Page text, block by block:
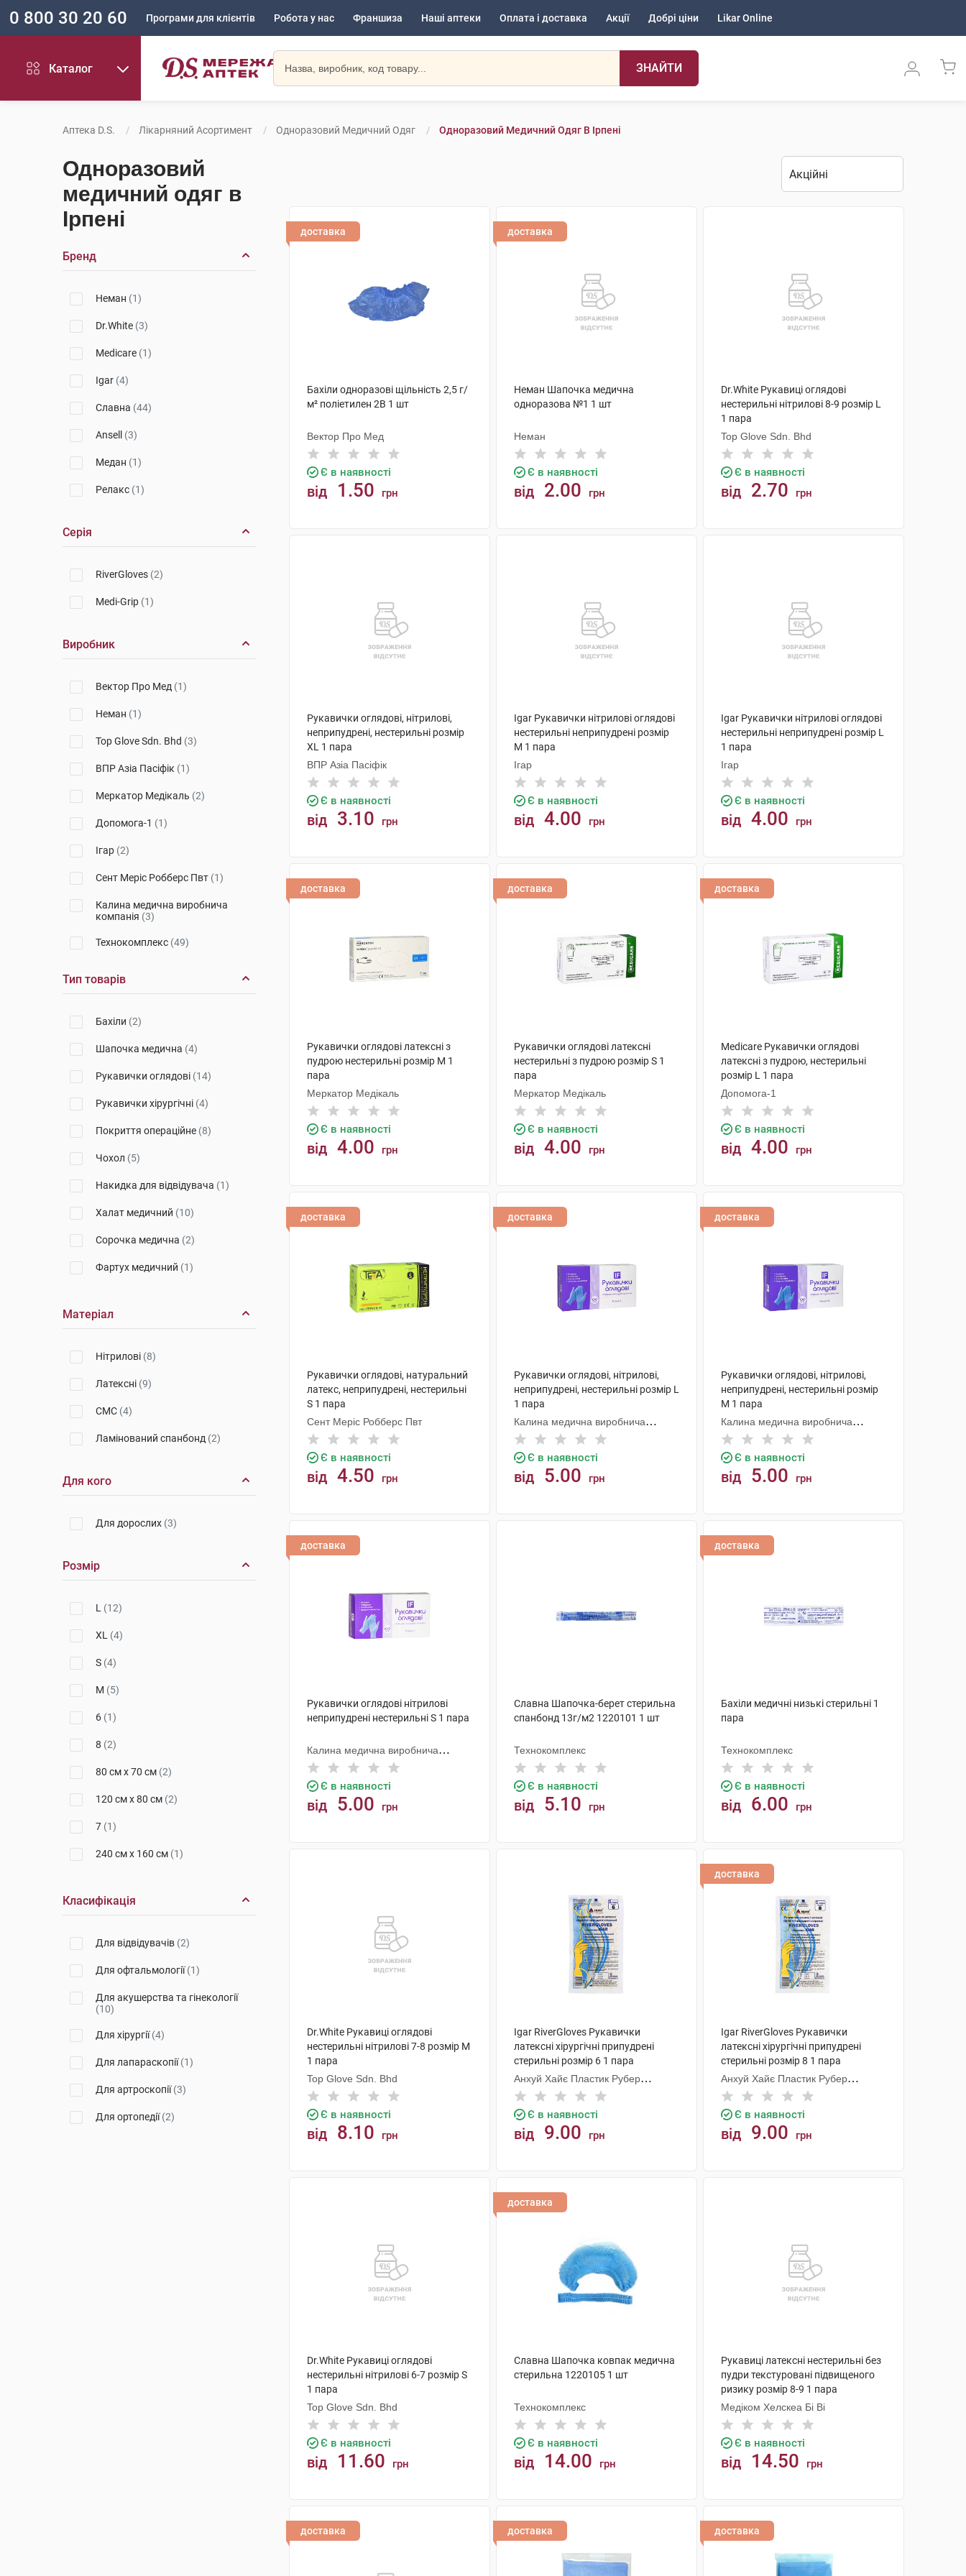
0 800 30 20 60 Програми для клієнтів Робота у нас Франшиза Наші аптеки Оплата і доставка Акції Добрі ціни Likar Online
Каталог ЗНАЙТИ
Аптека D.S. Лікарняний Асортимент Одноразовий Медичний Одяг Одноразовий Медичний Одяг В Ірпені
Одноразовий
медичний одяг в
Ірпені
Бренд
Неман (1)
Dr.White (3)
Medicare (1)
Igar (4)
Славна (44)
Ansell (3)
Медан (1)
Релакс (1)
Серія
RiverGloves (2)
Medi-Grip (1)
Виробник
Вектор Про Мед (1)
Неман (1)
Top Glove Sdn. Bhd (3)
ВПР Азіа Пасіфік (1)
Меркатор Медікаль (2)
Допомога-1 (1)
Ігар (2)
Сент Меріс Робберс Пвт (1)
Калина медична виробнича
компанія (3)
Технокомплекс (49)
Продуктс
Тип товарів
Бахіли (2)
Шапочка медична (4)
Рукавички оглядові (14)
Рукавички хірургічні (4)
Покриття операційне (8)
Чохол (5)
Накидка для відвідувача (1)
Халат медичний (10)
Сорочка медична (2)
Фартух медичний (1)
Маска медична
(14)
Матеріал
Нітрилові (8)
Латексні (9)
СМС (4)
Ламінований спанбонд (2)
Для кого
Для дорослих (3)
Розмір
L (12)
XL (4)
S (4)
M (5)
6 (1)
8 (2)
80 см х 70 см (2)
120 см х 80 см (2)
7 (1)
240 см х 160 см (1)
XXL(1)
Класифікація
Для відвідувачів (2)
Для офтальмології(1)
Для акушерства та гінекології
(10)
Для хірургії(4)
Для лапараскопії(1)
Для артроскопії(3)
Для ортопедії(2)
доставка
Бахіли одноразові щільність 2,5 г/
м² поліетилен 2В 1 шт
Вектор Про Мед
Є в наявності
від 1.50 грн
доставка
Неман Шапочка медична
одноразова №1 1 шт
Неман
Є в наявності
від 2.00 грн
Dr.White Рукавиці оглядові
нестерильні нітрилові 8-9 розмір L
1 пара
Top Glove Sdn. Bhd
Є в наявності
від 2.70 грн
Рукавички оглядові, нітрилові,
неприпудрені, нестерильні розмір
XL 1 пара
ВПР Азіа Пасіфік
Є в наявності
від 3.10 грн
Igar Рукавички нітрилові оглядові
нестерильні неприпудрені розмір
M 1 пара
Ігар
Є в наявності
від 4.00 грн
Igar Рукавички нітрилові оглядові
нестерильні неприпудрені розмір L
1 пара
Ігар
Є в наявності
від 4.00 грн
доставка
Рукавички оглядові латексні з
пудрою нестерильні розмір М 1
пара
Меркатор Медікаль
Є в наявності
від 4.00 грн
доставка
Рукавички оглядові латексні
нестерильні з пудрою розмір S 1
пара
Меркатор Медікаль
Є в наявності
від 4.00 грн
доставка
Medicare Рукавички оглядові
латексні з пудрою, нестерильні
розмір L 1 пара
Допомога-1
Є в наявності
від 4.00 грн
доставка
Рукавички оглядові, натуральний
латекс, неприпудрені, нестерильні
S 1 пара
Сент Меріс Робберс Пвт
Є в наявності
від 4.50 грн
доставка
Рукавички оглядові, нітрилові,
неприпудрені, нестерильні розмір L
1 пара
Калина медична виробнича
компанія
Є в наявності
від 5.00 грн
доставка
Рукавички оглядові, нітрилові,
неприпудрені, нестерильні розмір
M 1 пара
Калина медична виробнича
компанія
Є в наявності
від 5.00 грн
доставка
Рукавички оглядові нітрилові
неприпудрені нестерильні S 1 пара
Калина медична виробнича
компанія
Є в наявності
від 5.00 грн
Славна Шапочка-берет стерильна
спанбонд 13г/м2 1220101 1 шт
Технокомплекс
Є в наявності
від 5.10 грн
доставка
Бахіли медичні низькі стерильні 1
пара
Технокомплекс
Є в наявності
від 6.00 грн
Dr.White Рукавиці оглядові
нестерильні нітрилові 7-8 розмір M
1 пара
Top Glove Sdn. Bhd
Є в наявності
від 8.10 грн
Igar RiverGloves Рукавички
латексні хірургічні припудрені
стерильні розмір 6 1 пара
Анхуй Хайє Пластик Рубер
Продуктс
Є в наявності
від 9.00 грн
доставка
Igar RiverGloves Рукавички
латексні хірургічні припудрені
стерильні розмір 8 1 пара
Анхуй Хайє Пластик Рубер
Продуктс
Є в наявності
від 9.00 грн
Dr.White Рукавиці оглядові
нестерильні нітрилові 6-7 розмір S
1 пара
Top Glove Sdn. Bhd
Є в наявності
від 11.60 грн
доставка
Славна Шапочка ковпак медична
стерильна 1220105 1 шт
Технокомплекс
Є в наявності
від 14.00 грн
Рукавиці латексні нестерильні без
пудри текстуровані підвищеного
ризику розмір 8-9 1 пара
Медіком Хелскеа Бі Ві
Є в наявності
від 14.50 грн
доставка доставка доставка